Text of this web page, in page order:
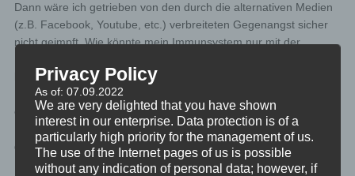
Dann wäre ich getrieben von den durch die alternativen Medien
(z.B. Facebook, Youtube, etc.) verbreiteten Gegenangst sicher
nicht geimpft. Wie könnte mein Immunsystem nur mit der
kleinem Prozentsatz an “Infektionsopfern”, die über Placebo-
Effekte hinausgehende Nebenwirkungen bedauernswerterweise
erleben mussten – gesund und munter.
Oh mein Gott!
Privacy Policy
As of: 07.09.2022
We are very delighted that you have shown
interest in our enterprise. Data protection is of a
particularly high priority for the management of us.
The use of the Internet pages of us is possible
without any indication of personal data; however, if